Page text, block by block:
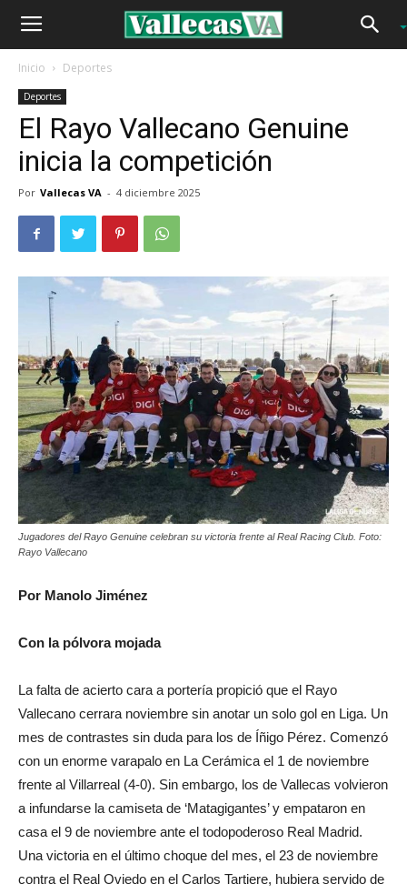
Inicio Deportes
Deportes
El Rayo Vallecano Genuine
inicia la competición
Por Vallecas VA - 4 diciembre 2025
Jugadores del Rayo Genuine celebran su victoria frente al Real Racing Club. Foto:
Rayo Vallecano
Por Manolo Jiménez
Con la pólvora mojada
La falta de acierto cara a portería propició que el Rayo
Vallecano cerrara noviembre sin anotar un solo gol en Liga. Un
mes de contrastes sin duda para los de Íñigo Pérez. Comenzó
con un enorme varapalo en La Cerámica el 1 de noviembre
frente al Villarreal (4-0). Sin embargo, los de Vallecas volvieron
a infundarse la camiseta de ‘Matagigantes’ y empataron en
casa el 9 de noviembre ante el todopoderoso Real Madrid.
Una victoria en el último choque del mes, el 23 de noviembre
contra el Real Oviedo en el Carlos Tartiere, hubiera servido de